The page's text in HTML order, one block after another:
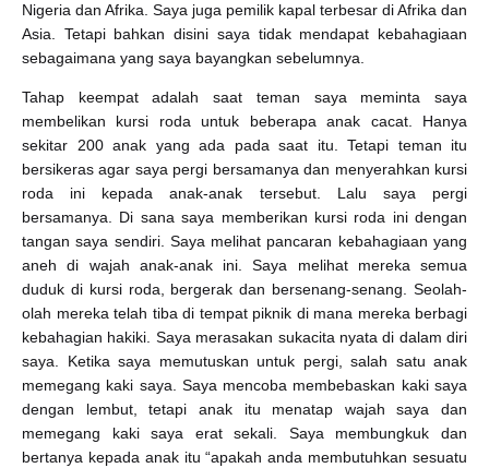
Nigeria dan Afrika. Saya juga pemilik kapal terbesar di Afrika dan
Asia. Tetapi bahkan disini saya tidak mendapat kebahagiaan
sebagaimana yang saya bayangkan sebelumnya.
Tahap keempat adalah saat teman saya meminta saya
membelikan kursi roda untuk beberapa anak cacat. Hanya
sekitar 200 anak yang ada pada saat itu. Tetapi teman itu
bersikeras agar saya pergi bersamanya dan menyerahkan kursi
roda ini kepada anak-anak tersebut. Lalu saya pergi
bersamanya. Di sana saya memberikan kursi roda ini dengan
tangan saya sendiri. Saya melihat pancaran kebahagiaan yang
aneh di wajah anak-anak ini. Saya melihat mereka semua
duduk di kursi roda, bergerak dan bersenang-senang. Seolah-
olah mereka telah tiba di tempat piknik di mana mereka berbagi
kebahagian hakiki. Saya merasakan sukacita nyata di dalam diri
saya. Ketika saya memutuskan untuk pergi, salah satu anak
memegang kaki saya. Saya mencoba membebaskan kaki saya
dengan lembut, tetapi anak itu menatap wajah saya dan
memegang kaki saya erat sekali. Saya membungkuk dan
bertanya kepada anak itu “apakah anda membutuhkan sesuatu